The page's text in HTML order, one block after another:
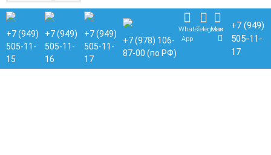
+7 (949)
505-11-
15
+7 (949)
505-11-
16
+7 (949)
505-11-
17
+7 (978) 106-
87-00 (по РФ)
Whats
App
Telegram
Max
+7 (949)
505-11-
17